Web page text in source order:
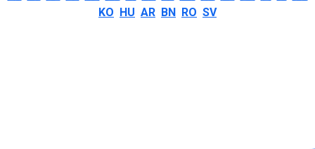
KO HU AR BN RO SV